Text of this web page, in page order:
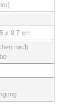
x 9,7 cm
nach